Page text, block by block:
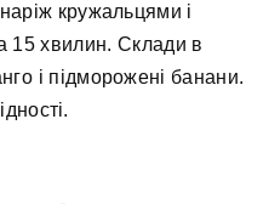
кружальцями і
15 хвилин. Склади в
і підморожені банани.